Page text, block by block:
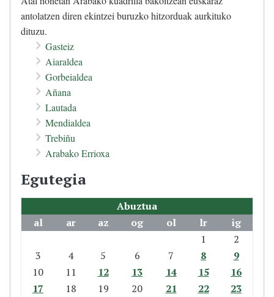
antolatzen diren ekintzei buruzko hitzorduak aurkituko
dituzu.
Gasteiz
Aiaraldea
Gorbeialdea
Añana
Lautada
Mendialdea
Trebiñu
Arabako Errioxa
Egutegia
Abuztua
al
ar az og ol lr
ig
1
2
3
4 5 6 7 8
9
10
11 12 13 14 15
16
17
18 19 20 21 22
23